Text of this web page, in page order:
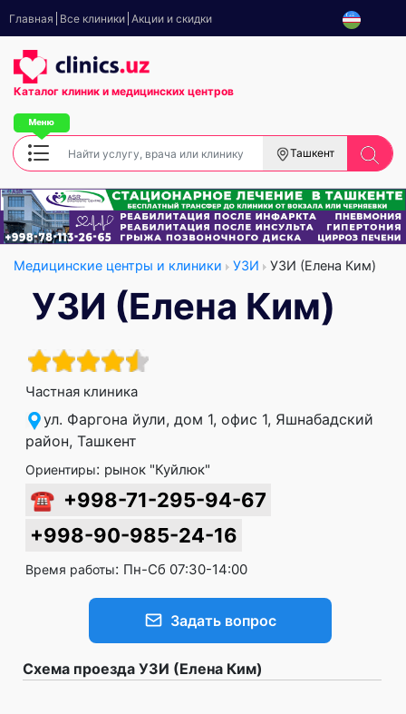
Главная Все клиники Акции и скидки
Каталог клиник и медицинских центров
Ташкент
Медицинские центры и клиники УЗИ УЗИ (Елена Ким)
УЗИ (Елена Ким)
Частная клиника
ул. Фаргона йули, дом 1, офис 1, Яшнабадский
район, Ташкент
Ориентиры: рынок "Куйлюк"
☎ +998-71-295-94-67
+998-90-985-24-16
Время работы: Пн-Сб 07:30-14:00
Задать вопрос
Схема проезда УЗИ (Елена Ким)